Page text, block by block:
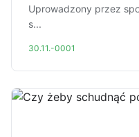
Uprowadzony przez
s...
30.11.-0001